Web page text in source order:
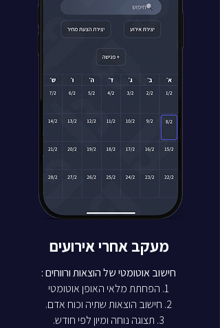
מעקב אחרי אירועים
חישוב אוטומטי של הוצאותורווחים :
1. הפחתת מלאי האופן אוטומטי
2. חישוב הוצאות שתיה וכוח אדם.
3. תצוגה נוחה ומיון לפי חודש.